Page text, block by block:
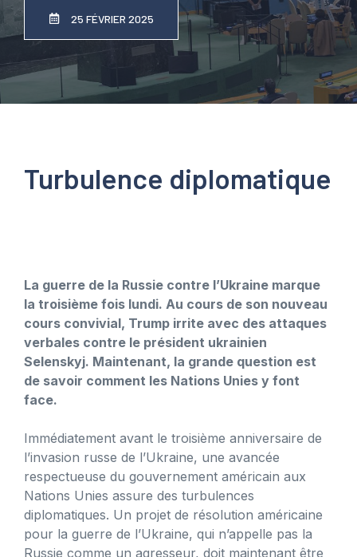
25 FÉVRIER 2025
Turbulence diplomatique
La guerre de la Russie contre l’Ukraine marque
la troisième fois lundi. Au cours de son nouveau
cours convivial, Trump irrite avec des attaques
verbales contre le président ukrainien
Selenskyj. Maintenant, la grande question est
de savoir comment les Nations Unies y font
face.
Immédiatement avant le troisième anniversaire de
l’invasion russe de l’Ukraine, une avancée
respectueuse du gouvernement américain aux
Nations Unies assure des turbulences
diplomatiques. Un projet de résolution américaine
pour la guerre de l’Ukraine, qui n’appelle pas la
Russie comme un agresseur, doit maintenant être